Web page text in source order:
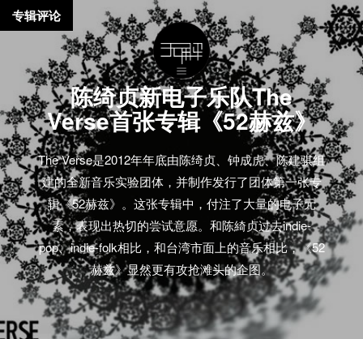
陈绮贞新电子乐队The
Verse首张专辑《52赫兹》
The Verse是2012年年底由陈绮贞、钟成虎、陈建骐组
建的全新音乐实验团体，并制作发行了团体第一张专
辑《52赫兹》。这张专辑中，付注了大量的电子元
素，表现出热切的尝试意愿。和陈綺贞过去indie-
pop、indie-folk相比，和台湾市面上的音乐相比，《52
赫兹》显然更有攻抢滩头的企图。
专辑评论